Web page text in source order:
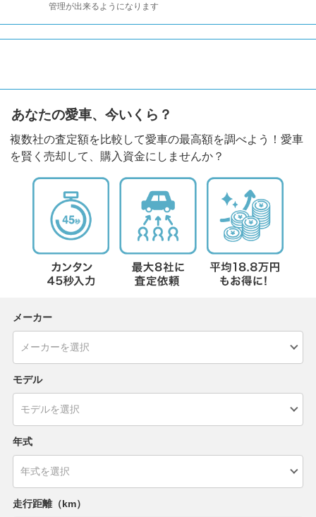
管理が出来るようになります
あなたの愛車、今いくら？
複数社の査定額を比較して愛車の最高額を調べよう！愛車
を賢く売却して、購入資金にしませんか？
メーカー
モデル
年式
走行距離（km）